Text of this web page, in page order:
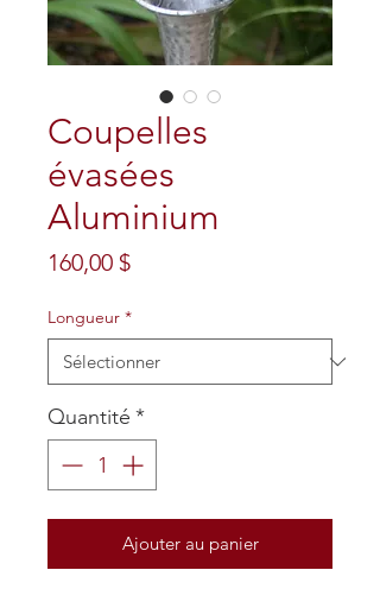
Coupelles
évasées
Aluminium
160,00 $Prix
Longueur *
Quantité *
Ajouter au panier